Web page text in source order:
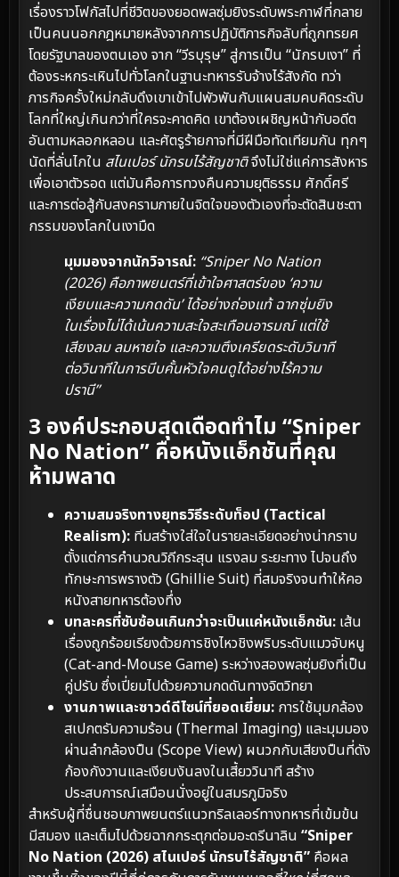
เรื่องราวโฟกัสไปที่ชีวิตของยอดพลซุ่มยิงระดับพระกาฬที่กลาย
เป็นคนนอกกฎหมายหลังจากการปฏิบัติภารกิจลับที่ถูกทรยศ
โดยรัฐบาลของตนเอง จาก “วีรบุรุษ” สู่การเป็น “นักรบเงา” ที่
ต้องระหกระเหินไปทั่วโลกในฐานะทหารรับจ้างไร้สังกัด ทว่า
ภารกิจครั้งใหม่กลับดึงเขาเข้าไปพัวพันกับแผนสมคบคิดระดับ
โลกที่ใหญ่เกินกว่าที่ใครจะคาดคิด เขาต้องเผชิญหน้ากับอดีต
อันตามหลอกหลอน และศัตรูร้ายกาจที่มีฝีมือทัดเทียมกัน ทุกๆ
นัดที่ลั่นไกใน สไนเปอร์ นักรบไร้สัญชาติจึงไม่ใช่แค่การสังหาร
เพื่อเอาตัวรอด แต่มันคือการทวงคืนความยุติธรรม ศักดิ์ศรี
และการต่อสู้กับสงครามภายในจิตใจของตัวเองที่จะตัดสินชะตา
กรรมของโลกในเงามืด
มุมมองจากนักวิจารณ์: “Sniper No Nation
(2026) คือภาพยนตร์ที่เข้าใจศาสตร์ของ ‘ความ
เงียบและความกดดัน’ ได้อย่างถ่องแท้ ฉากซุ่มยิง
ในเรื่องไม่ได้เน้นความสะใจสะเทือนอารมณ์ แต่ใช้
เสียงลม ลมหายใจ และความตึงเครียดระดับวินาที
ต่อวินาทีในการบีบคั้นหัวใจคนดูได้อย่างไร้ความ
ปรานี”
3 องค์ประกอบสุดเดือดทำไม “Sniper
No Nation” คือหนังแอ็กชันที่คุณ
ห้ามพลาด
ความสมจริงทางยุทธวิธีระดับท็อป (Tactical
Realism): ทีมสร้างใส่ใจในรายละเอียดอย่างน่ากราบ
ตั้งแต่การคำนวณวิถีกระสุน แรงลม ระยะทาง ไปจนถึง
ทักษะการพรางตัว (Ghillie Suit) ที่สมจริงจนทำให้คอ
หนังสายทหารต้องทึ่ง
บทละครที่ซับซ้อนเกินกว่าจะเป็นแค่หนังแอ็กชัน: เส้น
เรื่องถูกร้อยเรียงด้วยการชิงไหวชิงพริบระดับแมวจับหนู
(Cat-and-Mouse Game) ระหว่างสองพลซุ่มยิงที่เป็น
คู่ปรับ ซึ่งเปี่ยมไปด้วยความกดดันทางจิตวิทยา
งานภาพและซาวด์ดีไซน์ที่ยอดเยี่ยม: การใช้มุมกล้อง
สเปกตรัมความร้อน (Thermal Imaging) และมุมมอง
ผ่านลำกล้องปืน (Scope View) ผนวกกับเสียงปืนที่ดัง
ก้องกังวานและเงียบงันลงในเสี้ยววินาที สร้าง
ประสบการณ์เสมือนนั่งอยู่ในสมรภูมิจริง
สำหรับผู้ที่ชื่นชอบภาพยนตร์แนวทริลเลอร์ทางทหารที่เข้มข้น
มีสมอง และเต็มไปด้วยฉากกระตุกต่อมอะดรีนาลิน “Sniper
No Nation (2026) สไนเปอร์ นักรบไร้สัญชาติ” คือผล